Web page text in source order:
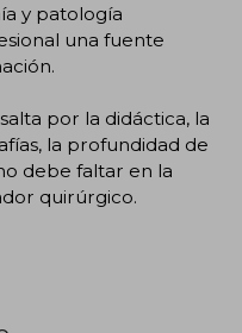
y patología
una fuente
por la didáctica, la
la profundidad de
debe faltar en la
quirúrgico.